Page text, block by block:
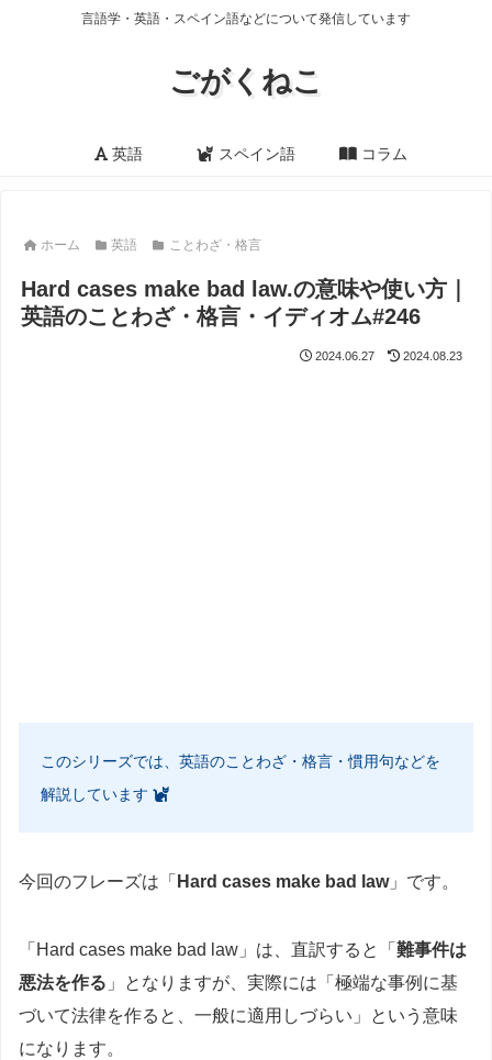
言語学・英語・スペイン語などについて発信しています
ごがくねこ
英語 スペイン語 コラム
ホーム 英語 ことわざ・格言
Hard cases make bad law.の意味や使い方｜
英語のことわざ・格言・イディオム#246
2024.06.27 2024.08.23
このシリーズでは、英語のことわざ・格言・慣用句などを
解説しています
今回のフレーズは「 Hard cases make bad law」です。
「Hard cases make bad law」は、直訳すると「 難事件は
悪法を作る 」となりますが、実際には「極端な事例に基
づいて法律を作ると、一般に適用しづらい」という意味
になります。